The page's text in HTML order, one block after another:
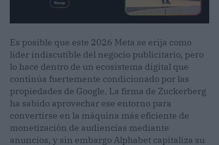
Es posible que este 2026 Meta se erija como
líder indiscutible del negocio publicitario, pero
lo hace dentro de un ecosistema digital que
continúa fuertemente condicionado por las
propiedades de Google. La firma de Zuckerberg
ha sabido aprovechar ese entorno para
convertirse en la máquina más eficiente de
monetización de audiencias mediante
anuncios, y sin embargo Alphabet capitaliza su